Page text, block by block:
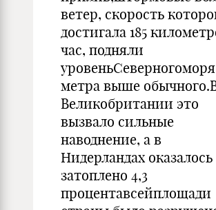
ветер, скорость
достигала 185
час, подняли
метра выше
Великобритании это
вызвало сильные
наводнение, а в
Нидерландах оказалось
затоплено 4,3
процентавсейплощади